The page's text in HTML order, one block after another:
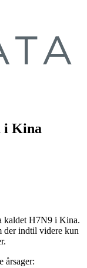
i Kina
kaldet H7N9 i Kina.
der indtil videre kun
årsager: